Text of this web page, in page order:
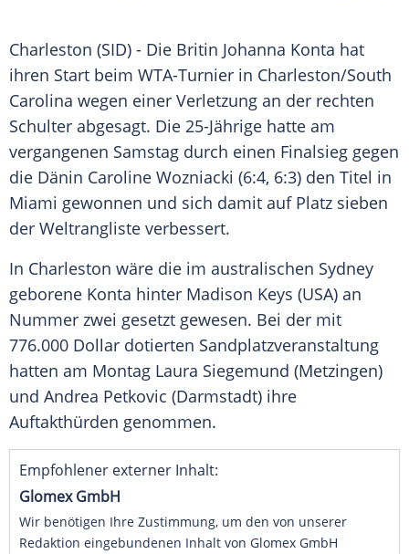
Charleston (SID) - Die Britin Johanna Konta hat
ihren Start beim WTA-Turnier in Charleston/South
Carolina wegen einer Verletzung an der rechten
Schulter abgesagt. Die 25-Jährige hatte am
vergangenen Samstag durch einen Finalsieg gegen
die Dänin Caroline Wozniacki (6:4, 6:3) den Titel in
Miami gewonnen und sich damit auf Platz sieben
der Weltrangliste verbessert.
In Charleston wäre die im australischen Sydney
geborene Konta hinter Madison Keys (USA) an
Nummer zwei gesetzt gewesen. Bei der mit
776.000 Dollar dotierten Sandplatzveranstaltung
hatten am Montag Laura Siegemund (Metzingen)
und Andrea Petkovic (Darmstadt) ihre
Auftakthürden genommen.
Empfohlener externer Inhalt:
Glomex GmbH
Wir benötigen Ihre Zustimmung, um den von unserer
Redaktion eingebundenen Inhalt von Glomex GmbH